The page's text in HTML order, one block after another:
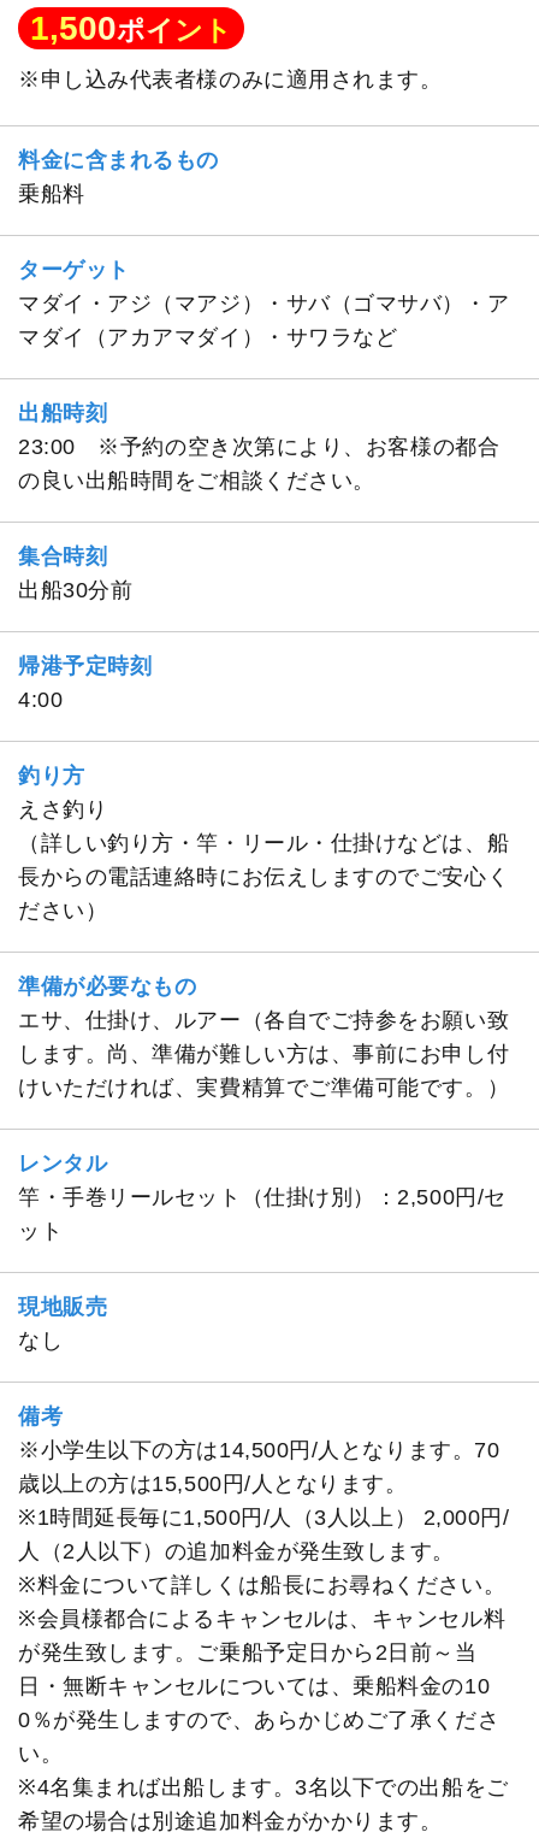
1,500ポイント
※申し込み代表者様のみに適用されます。
料金に含まれるもの
乗船料
ターゲット
マダイ・アジ（マアジ）・サバ（ゴマサバ）・ア
マダイ（アカアマダイ）・サワラなど
出船時刻
23:00 ※予約の空き次第により、お客様の都合
の良い出船時間をご相談ください。
集合時刻
出船30分前
帰港予定時刻
4:00
釣り方
えさ釣り
（詳しい釣り方・竿・リール・仕掛けなどは、船
長からの電話連絡時にお伝えしますのでご安心く
ださい）
準備が必要なもの
エサ、仕掛け、ルアー（各自でご持参をお願い致
します。尚、準備が難しい方は、事前にお申し付
けいただければ、実費精算でご準備可能です。）
レンタル
竿・手巻リールセット（仕掛け別）：2,500円/セ
ット
現地販売
なし
備考
※小学生以下の方は14,500円/人となります。70
歳以上の方は15,500円/人となります。
※1時間延長毎に1,500円/人（3人以上） 2,000円/
人（2人以下）の追加料金が発生致します。
※料金について詳しくは船長にお尋ねください。
※会員様都合によるキャンセルは、キャンセル料
が発生致します。ご乗船予定日から2日前～当
日・無断キャンセルについては、乗船料金の10
0％が発生しますので、あらかじめご了承くださ
い。
※4名集まれば出船します。3名以下での出船をご
希望の場合は別途追加料金がかかります。